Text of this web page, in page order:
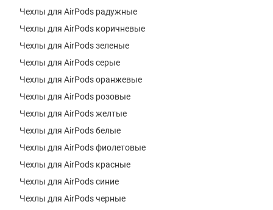
Чехлы для AirPods радужные
Чехлы для AirPods коричневые
Чехлы для AirPods зеленые
Чехлы для AirPods серые
Чехлы для AirPods оранжевые
Чехлы для AirPods розовые
Чехлы для AirPods желтые
Чехлы для AirPods белые
Чехлы для AirPods фиолетовые
Чехлы для AirPods красные
Чехлы для AirPods синие
Чехлы для AirPods черные